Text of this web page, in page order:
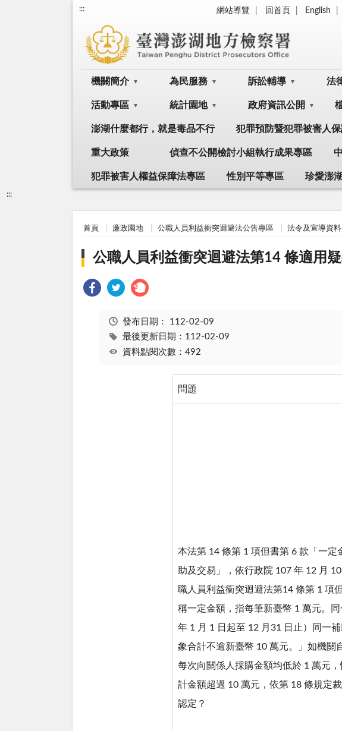
::: 網站導覽 回首頁 English
機關簡介 為民服務 訴訟輔導 法
活動專區 統計園地 政府資訊公開
澎湖什麼都行，就是毒品不行 犯罪預防暨犯罪被害人
重大政策 偵查不公開檢討小組執行成果專區
犯罪被害人權益保障法專區 性別平等專區 珍愛澎
:::
首頁 廉政園地 公職人員利益衝突迴避法公告專區 法令及宣導資料
公職人員利益衝突迴避法第14 條適用
發布日期： 112-02-09
最後更新日期：112-02-09
資料點閱次數：492
問題
本法第 14 條第 1 項但書第 6 款「一定
助及交易」，依行政院 107 年 12 月
職人員利益衝突迴避法第14 條第 1 項
稱一定金額，指每筆新臺幣 1 萬元。
年 1 月 1 日起至 12 月31 日止）同一
象合計不逾新臺幣 10 萬元。」如機關
每次向關係人採購金額均低於 1 萬元
計金額超過 10 萬元，依第 18 條規定
認定？